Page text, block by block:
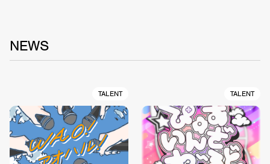
NEWS
TALENT TALENT